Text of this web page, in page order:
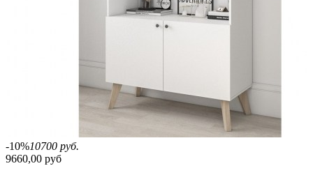
-10%10700 руб.
9660,00 руб